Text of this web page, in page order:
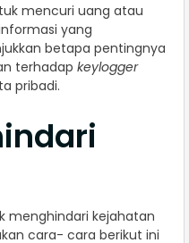
mencuri uang atau
yang
betapa pentingnya
terhadap keylogger
pribadi.
menghindari kejahatan
cara- cara berikut ini